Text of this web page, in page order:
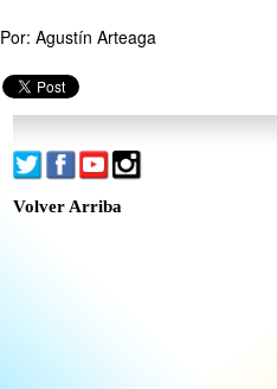
Por: Agustín Arteaga
Volver Arriba